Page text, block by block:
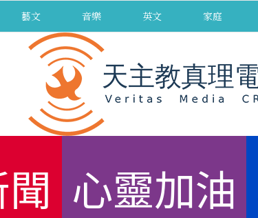
藝文 音樂 英文 家庭
心靈加油